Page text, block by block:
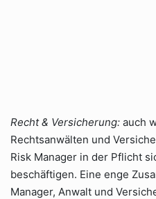
Recht & Versicherung: auch
Rechtsanwälten und
Risk Manager in der Pflicht
beschäftigen. Eine enge
Manager, Anwalt und